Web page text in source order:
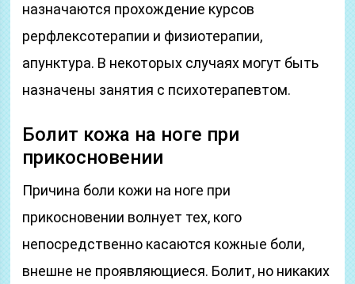
назначаются прохождение курсов
рерфлексотерапии и физиотерапии,
апунктура. В некоторых случаях могут быть
назначены занятия с психотерапевтом.
Болит кожа на ноге при
прикосновении
Причина боли кожи на ноге при
прикосновении волнует тех, кого
непосредственно касаются кожные боли,
внешне не проявляющиеся. Болит, но никаких